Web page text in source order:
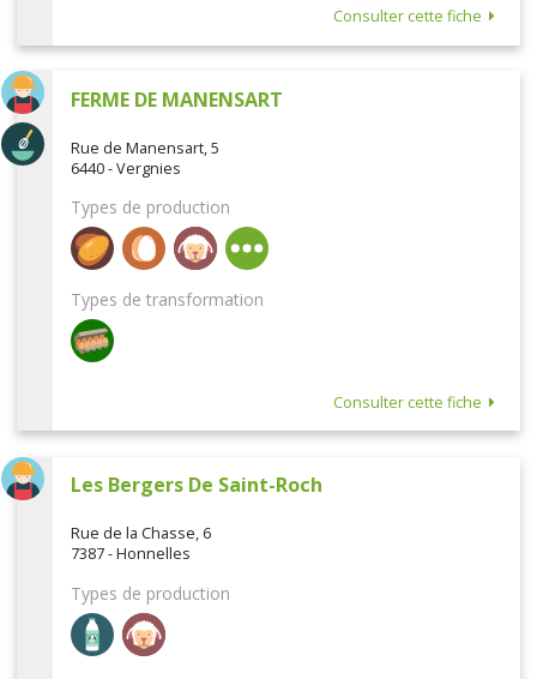
Consulter cette fiche
FERME DE MANENSART
Rue de Manensart, 5
6440 - Vergnies
Types de production
Types de transformation
Consulter cette fiche
Les Bergers De Saint-Roch
Rue de la Chasse, 6
7387 - Honnelles
Types de production